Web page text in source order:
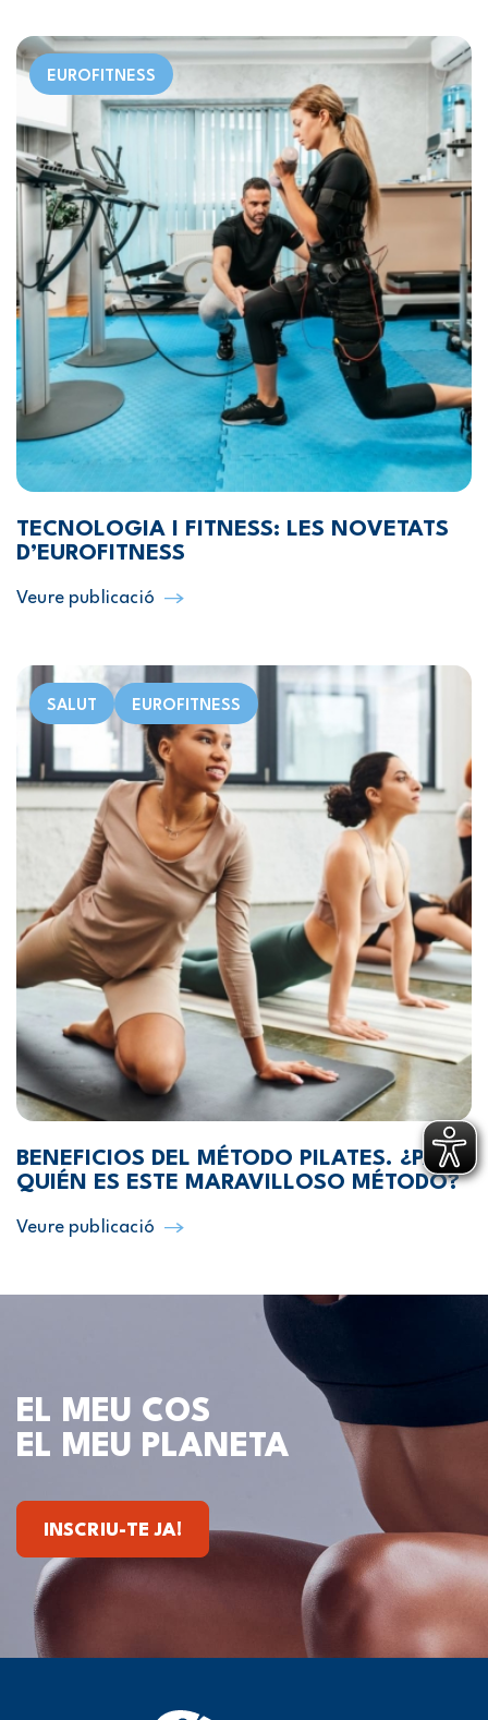
EUROFITNESS
TECNOLOGIA I FITNESS: LES NOVETATS
D’EUROFITNESS
Veure publicació
SALUT EUROFITNESS
BENEFICIOS DEL MÉTODO PILATES. ¿PARA
QUIÉN ES ESTE MARAVILLOSO MÉTODO?
Veure publicació
EL MEU COS
EL MEU PLANETA
INSCRIU-TE JA!